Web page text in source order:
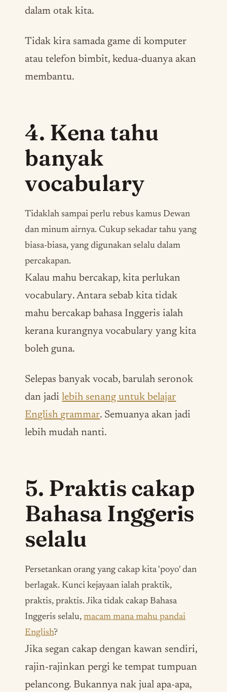
dalam otak kita.
Tidak kira samada game di komputer
atau telefon bimbit, kedua-duanya akan
membantu.
4. Kena tahu
banyak
vocabulary
Tidaklah sampai perlu rebus kamus Dewan
dan minum airnya. Cukup sekadar tahu yang
biasa-biasa, yang digunakan selalu dalam
percakapan.
Kalau mahu bercakap, kita perlukan
vocabulary. Antara sebab kita tidak
mahu bercakap bahasa Inggeris ialah
kerana kurangnyavocabulary yang kita
boleh guna.
Selepas banyakvocab, barulah seronok
dan jadilebih senang untuk belajar
English grammar. Semuanya akan jadi
lebih mudah nanti.
5. Praktis cakap
Bahasa Inggeris
selalu
Persetankan orang yang cakap kita 'poyo' dan
berlagak. Kunci kejayaan ialah praktik,
praktis, praktis. Jika tidak cakap Bahasa
Inggeris selalu,macam mana mahu pandai
English?
Jika segan cakap dengan kawan sendiri,
rajin-rajinkan pergi ke tempat tumpuan
pelancong. Bukannya nak jual apa-apa,